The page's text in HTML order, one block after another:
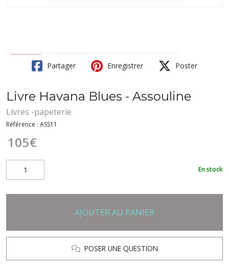
Partager Enregistrer Poster
Livre Havana Blues - Assouline
Livres -papeterie
Référence : ASS11
105€
En stock
AJOUTER AU PANIER
POSER UNE QUESTION